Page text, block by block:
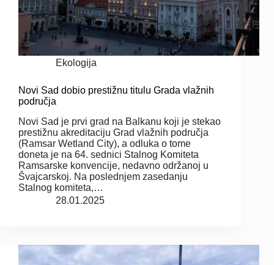
Ekologija
Novi Sad dobio prestižnu titulu Grada vlažnih
područja
Novi Sad je prvi grad na Balkanu koji je stekao
prestižnu akreditaciju Grad vlažnih područja
(Ramsar Wetland City), a odluka o tome
doneta je na 64. sednici Stalnog Komiteta
Ramsarske konvencije, nedavno održanoj u
Švajcarskoj. Na poslednjem zasedanju
Stalnog komiteta,…
28.01.2025